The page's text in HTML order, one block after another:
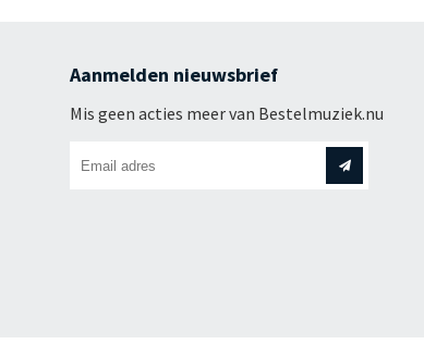
Aanmelden nieuwsbrief
Mis geen acties meer van Bestelmuziek.nu